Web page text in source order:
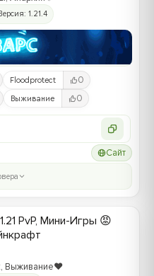
Версия: 1.21.4
Floodprotect 0
Выживание 0
Сайт
PvP, Мини-Игры 😡
Выживание❤️